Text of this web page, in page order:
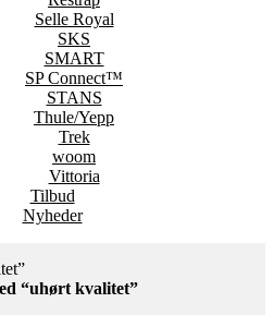
Selle Royal
SKS
SMART
SP Connect™
STANS
Thule/Yepp
Trek
woom
Vittoria
Tilbud
Nyheder
“uhørt kvalitet”